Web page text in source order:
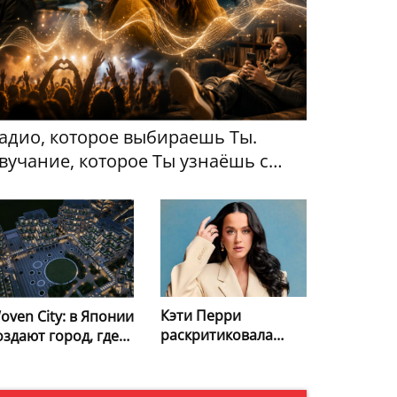
которое выбираешь Ты.
которое Ты узнаёшь с
City: в Японии
город, где
Кэти Перри
раскритиковала